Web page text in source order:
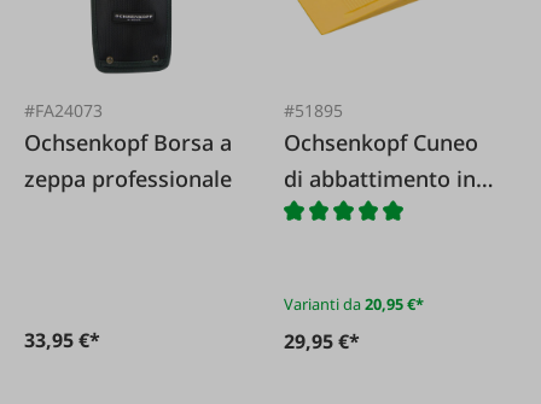
#FA24073
Ochsenkopf Borsa a
zeppa professionale
33,95 €*
#51895
Ochsenkopf Cuneo
di abbattimento in
plastica
Varianti da20,95 €*
29,95 €*